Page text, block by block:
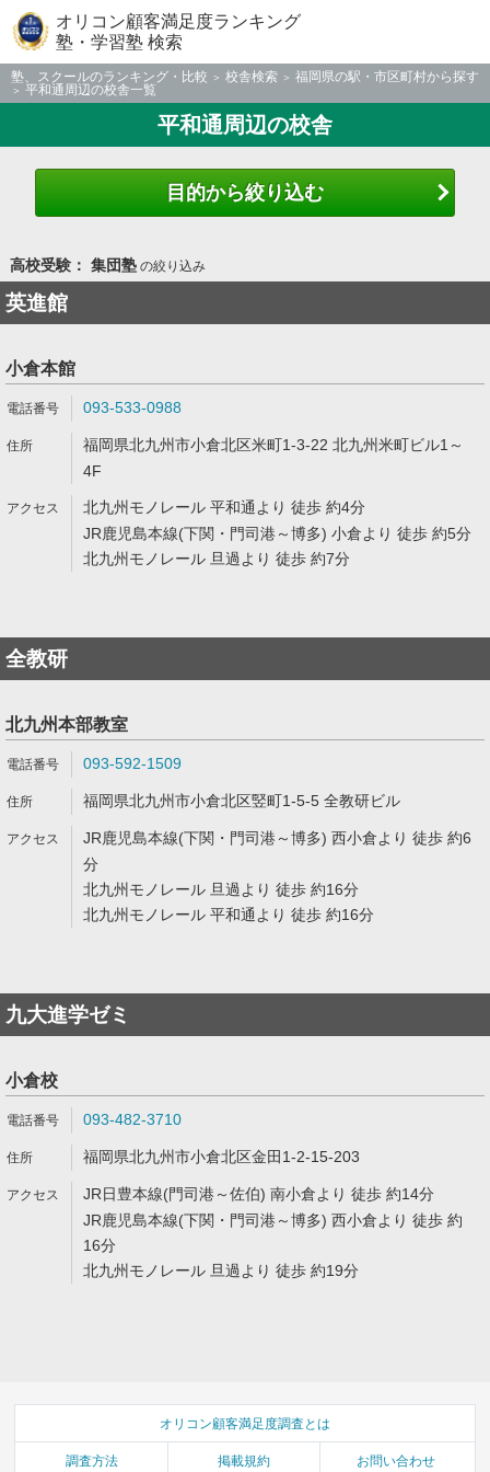
オリコン顧客満足度ランキング
塾・学習塾 検索
塾、スクールのランキング・比較 校舎検索
福岡県の駅・市区町村から探す
平和通周辺の校舎一覧
平和通周辺の校舎
目的から絞り込む
高校受験： 集団塾の絞り込み
英進館
小倉本館
093-533-0988
福岡県北九州市小倉北区米町1-3-22 北九州米町ビル1～
4F
北九州モノレール 平和通より 徒歩 約4分
JR鹿児島本線(下関・門司港～博多) 小倉より 徒歩 約5分
北九州モノレール 旦過より 徒歩 約7分
全教研
北九州本部教室
093-592-1509
福岡県北九州市小倉北区竪町1-5-5 全教研ビル
JR鹿児島本線(下関・門司港～博多) 西小倉より 徒歩 約6
分
北九州モノレール 旦過より 徒歩 約16分
北九州モノレール 平和通より 徒歩 約16分
九大進学ゼミ
小倉校
093-482-3710
福岡県北九州市小倉北区金田1-2-15-203
JR日豊本線(門司港～佐伯) 南小倉より 徒歩 約14分
JR鹿児島本線(下関・門司港～博多) 西小倉より 徒歩 約
16分
北九州モノレール 旦過より 徒歩 約19分
オリコン顧客満足度調査とは
調査方法 掲載規約 お問い合わせ